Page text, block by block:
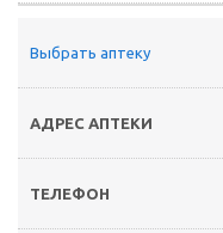
Выбрать аптеку